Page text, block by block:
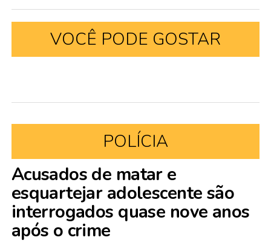
VOCÊ PODE GOSTAR
POLÍCIA
Acusados de matar e
esquartejar adolescente são
interrogados quase nove anos
após o crime